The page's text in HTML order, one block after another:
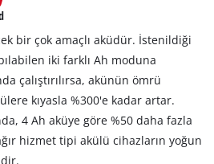
kaplama, yüksek darbe koruması ve
bir çok amaçlı aküdür. İstenildiği
iki farklı Ah moduna
çalıştırılırsa, akünün ömrü
kıyasla %300'e kadar artar.
4 Ah aküye göre %50 daha fazla
hizmet tipi akülü cihazların yoğun